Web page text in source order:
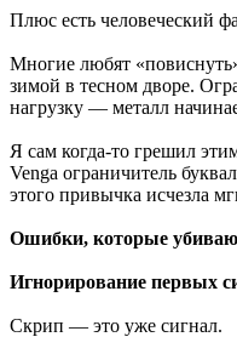
Плюс есть человеческий
Многие любят
зимой в тесном дворе.
нагрузку — металл
Я сам когда-то грешил
Venga ограничитель
этого привычка исчезла
Ошибки, которые
Игнорирование первых
Скрип — это уже сигнал.